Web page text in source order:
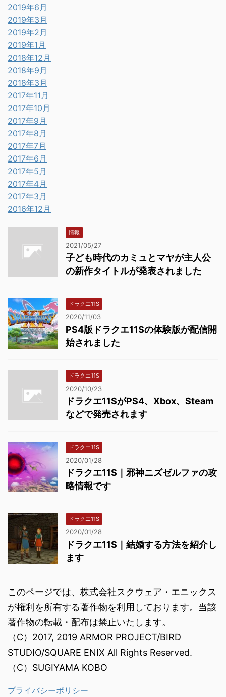
2019年6月
2019年3月
2019年2月
2019年1月
2018年12月
2018年9月
2018年3月
2017年11月
2017年10月
2017年9月
2017年8月
2017年7月
2017年6月
2017年5月
2017年4月
2017年3月
2016年12月
情報
2021/05/27
子ども時代のカミュとマヤが主人公
の新作タイトルが発表されました
ドラクエ11S
2020/11/03
PS4版ドラクエ11Sの体験版が配信開
始されました
ドラクエ11S
2020/10/23
ドラクエ11SがPS4、Xbox、Steam
などで発売されます
ドラクエ11S
2020/01/28
ドラクエ11S｜邪神ニズゼルファの攻
略情報です
ドラクエ11S
2020/01/28
ドラクエ11S｜結婚する方法を紹介し
ます
このページでは、株式会社スクウェア・エニックス
が権利を所有する著作物を利用しております。当該
著作物の転載・配布は禁止いたします。
（C）2017, 2019 ARMOR PROJECT/BIRD
STUDIO/SQUARE ENIX All Rights Reserved.
（C）SUGIYAMA KOBO
プライバシーポリシー